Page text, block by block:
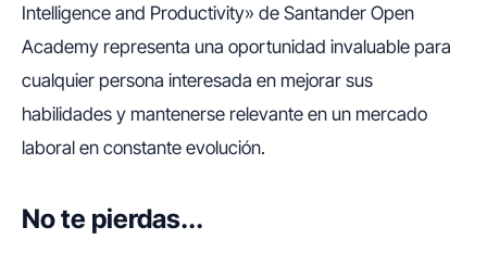
Intelligence and Productivity» de Santander Open
Academy representa una oportunidad invaluable para
cualquier persona interesada en mejorar sus
habilidades y mantenerse relevante en un mercado
laboral en constante evolución.
No te pierdas...